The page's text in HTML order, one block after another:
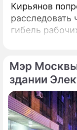
Кирьянов
расследовать
гибель
распоряжении
6 февраля
Александру
отмечает, что
регионе
Мэр Москвы
здании